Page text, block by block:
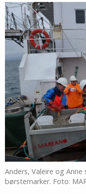
Anders, Valeire og
børstemarker. Foto: